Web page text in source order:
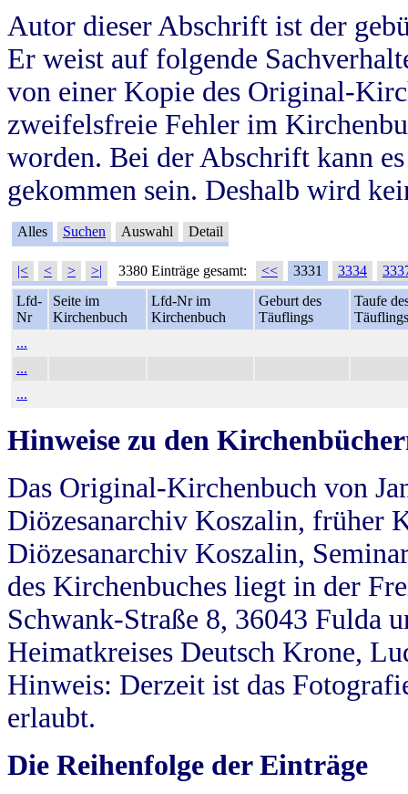
Autor dieser Abschrift ist der
Er weist auf folgende
von einer Kopie des Original-
zweifelsfreie Fehler im
worden. Bei der Abschrift kann
gekommen sein. Deshalb wird
Alles Suchen Auswahl Detail
|< < > >| 3380 Einträge gesamt: << 3331 3334
Lfd-
Nr
Seite im
Kirchenbuch
Lfd-Nr im
Kirchenbuch
Geburt des
Täuflings
Taufe
Täuflings
...
...
...
Hinweise zu den
Das Original-Kirchenbuch von
Diözesanarchiv Koszalin, früher
Diözesanarchiv Koszalin,
des Kirchenbuches liegt in der
Schwank-Straße 8, 36043 Fulda
Heimatkreises Deutsch Krone,
Hinweis: Derzeit ist das
erlaubt.
Die Reihenfolge der Einträge